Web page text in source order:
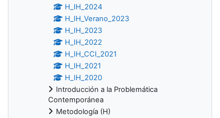
H_IH_2024
H_IH_Verano_2023
H_IH_2023
H_IH_2022
H_IH_CCI_2021
H_IH_2021
H_IH_2020
Introducción a la Problemática
Contemporánea
Metodología (H)